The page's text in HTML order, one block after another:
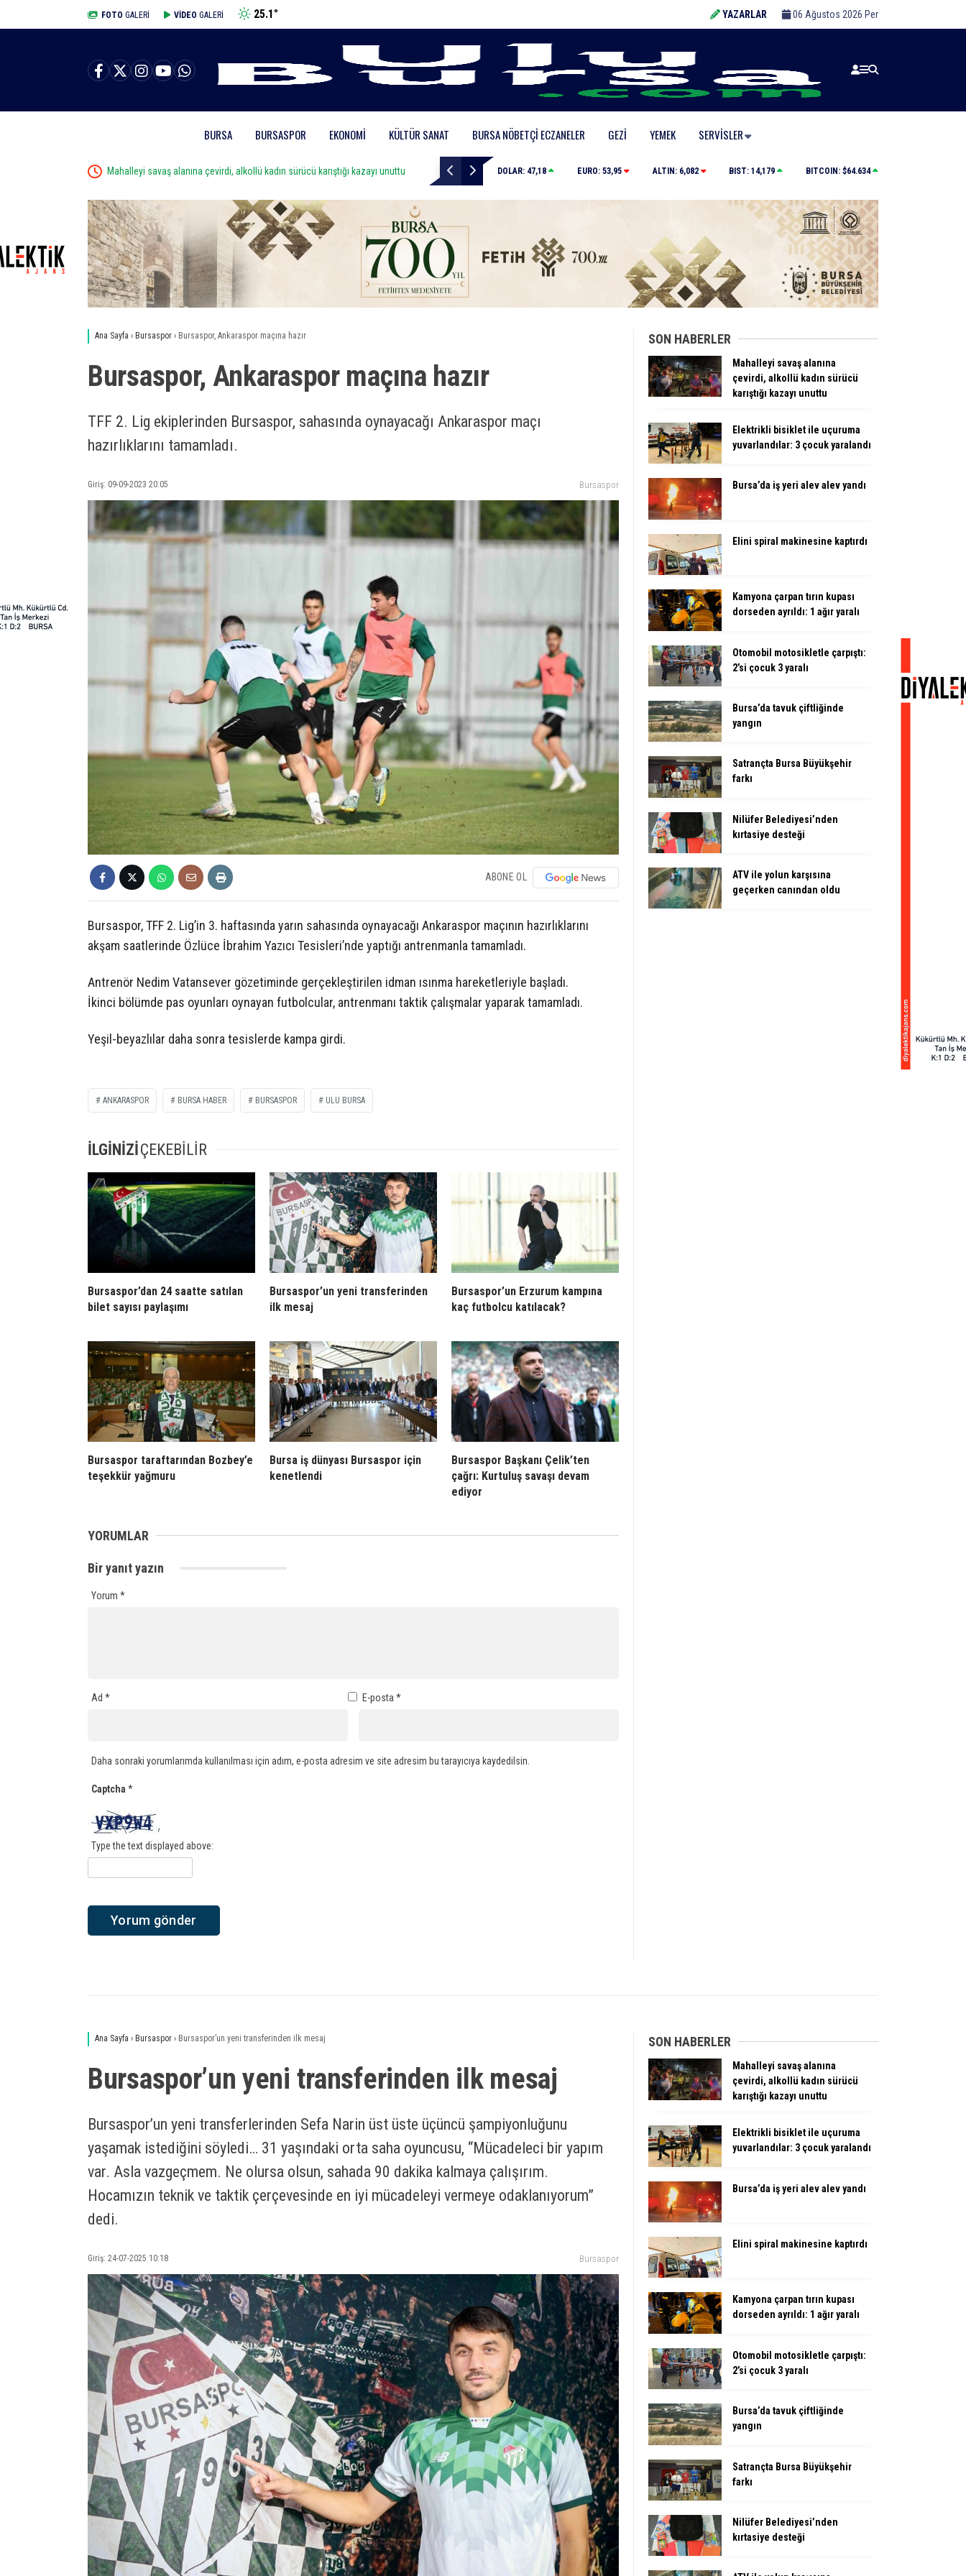
FOTO GALERİ VİDEO GALERİ 25.1° YAZARLAR 06 Ağustos 2026 Per
BURSA BURSASPOR EKONOMI KÜLTÜR SANAT BURSA NÖBETÇI ECZANELER GEZI YEMEK SERVISLER
Mahalleyi savaş alanına çevirdi, alkollü kadın sürücü karıştığı kazayı unuttu Elektrikli bisiklet ile uçuruma yuvarlandılar: 3 çocuk yaralandı Bursa’da iş yeri alev alev yandı
DOLAR: 47,18 EURO: 53,95 ALTIN: 6,082 BIST: 14,179 BITCOIN: $64.634
Ana Sayfa › Bursaspor › Bursaspor, Ankaraspor maçına hazır
Bursaspor, Ankaraspor maçına hazır
TFF 2. Lig ekiplerinden Bursaspor, sahasında oynayacağı Ankaraspor maçı
hazırlıklarını tamamladı.
Giriş: 09-09-2023 20:05 Bursaspor
ABONE OL
Bursaspor, TFF 2. Lig’in 3. haftasında yarın sahasında oynayacağı Ankaraspor maçının hazırlıklarını
akşam saatlerinde Özlüce İbrahim Yazıcı Tesisleri’nde yaptığı antrenmanla tamamladı.
Antrenör Nedim Vatansever gözetiminde gerçekleştirilen idman ısınma hareketleriyle başladı.
İkinci bölümde pas oyunları oynayan futbolcular, antrenmanı taktik çalışmalar yaparak tamamladı.
Yeşil-beyazlılar daha sonra tesislerde kampa girdi.
ANKARASPOR BURSA HABER BURSASPOR ULU BURSA
İLGİNİZİÇEKEBİLİR
Bursaspor’dan 24 saatte satılan
bilet sayısı paylaşımı
Bursaspor’un yeni transferinden
ilk mesaj
Bursaspor’un Erzurum kampına
kaç futbolcu katılacak?
Bursaspor taraftarından Bozbey’e
teşekkür yağmuru
Bursa iş dünyası Bursaspor için
kenetlendi
Bursaspor Başkanı Çelik’ten
çağrı: Kurtuluş savaşı devam
ediyor
YORUMLAR
Bir yanıt yazın
Yorum *
Ad * E-posta *
Daha sonraki yorumlarımda kullanılması için adım, e-posta adresim ve site adresim bu tarayıcıya kaydedilsin.
Captcha *
Type the text displayed above:
SON HABERLER
Mahalleyi savaş alanına
çevirdi, alkollü kadın sürücü
karıştığı kazayı unuttu
Elektrikli bisiklet ile uçuruma
yuvarlandılar: 3 çocuk yaralandı
Bursa’da iş yeri alev alev yandı
Elini spiral makinesine kaptırdı
Kamyona çarpan tırın kupası
dorseden ayrıldı: 1 ağır yaralı
Otomobil motosikletle çarpıştı:
2’si çocuk 3 yaralı
Bursa’da tavuk çiftliğinde
yangın
Satrançta Bursa Büyükşehir
farkı
Nilüfer Belediyesi’nden
kırtasiye desteği
ATV ile yolun karşısına
geçerken canından oldu
Ana Sayfa › Bursaspor › Bursaspor’un yeni transferinden ilk mesaj
Bursaspor’un yeni transferinden ilk mesaj
Bursaspor’un yeni transferlerinden Sefa Narin üst üste üçüncü şampiyonluğunu
yaşamak istediğini söyledi… 31 yaşındaki orta saha oyuncusu, “Mücadeleci bir yapım
var. Asla vazgeçmem. Ne olursa olsun, sahada 90 dakika kalmaya çalışırım.
Hocamızın teknik ve taktik çerçevesinde en iyi mücadeleyi vermeye odaklanıyorum”
dedi.
Giriş: 24-07-2025 10:18 Bursaspor
SON HABERLER
Mahalleyi savaş alanına
çevirdi, alkollü kadın sürücü
karıştığı kazayı unuttu
Elektrikli bisiklet ile uçuruma
yuvarlandılar: 3 çocuk yaralandı
Bursa’da iş yeri alev alev yandı
Elini spiral makinesine kaptırdı
Kamyona çarpan tırın kupası
dorseden ayrıldı: 1 ağır yaralı
Otomobil motosikletle çarpıştı:
2’si çocuk 3 yaralı
Bursa’da tavuk çiftliğinde
yangın
Satrançta Bursa Büyükşehir
farkı
Nilüfer Belediyesi’nden
kırtasiye desteği